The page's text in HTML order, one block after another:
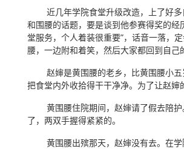
近几年学院食堂升级改造，上了好多
和围腰的话题，要是谈到他参赛得奖的
堂服务，个人着装很重要”，话音一落，
腰，一边附和着笑，然后大家都回到自己
赵婶是黄围腰的老乡，比黄围腰小五
把食堂内外收拾得干干净净。为了让赵
黄围腰住院期间，赵婶请了假去陪护。
了，两双手握得紧紧的。
黄围腰出殡那天，赵婶没有去。在学